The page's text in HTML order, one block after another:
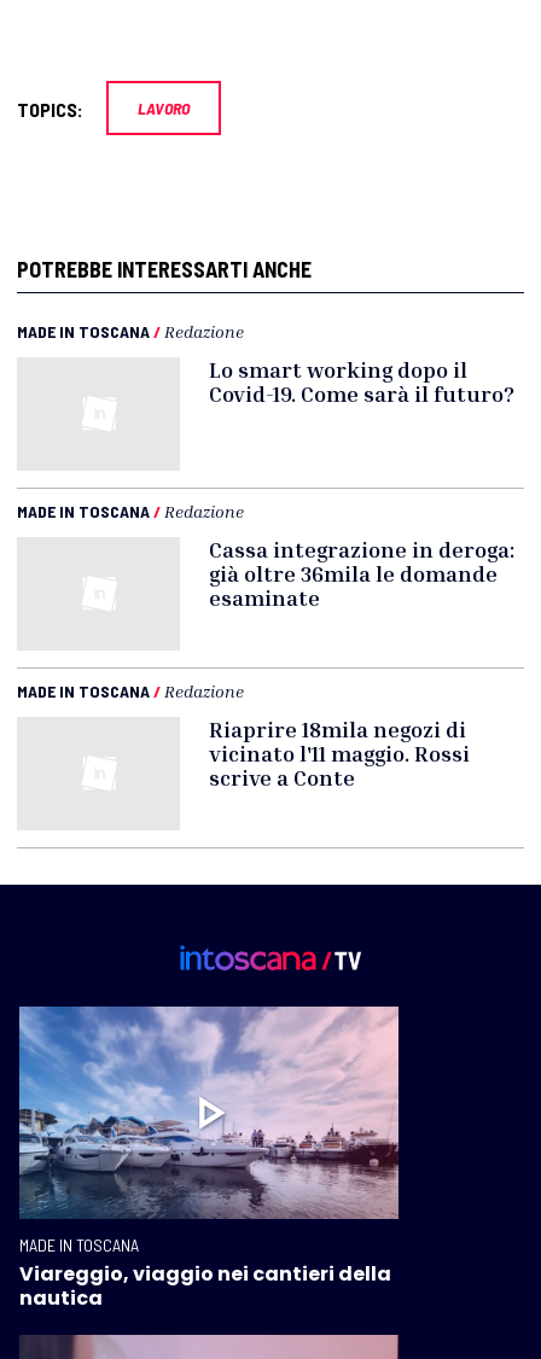
TOPICS: LAVORO
POTREBBE INTERESSARTI ANCHE
MADE IN TOSCANA/ Redazione
Lo smart working dopo il
Covid-19. Come sarà il futuro?
MADE IN TOSCANA/ Redazione
Cassa integrazione in deroga:
già oltre 36mila le domande
esaminate
MADE IN TOSCANA/ Redazione
Riaprire 18mila negozi di
vicinato l'11 maggio. Rossi
scrive a Conte
MADE IN TOSCANA
Viareggio, viaggio nei cantieri della
nautica